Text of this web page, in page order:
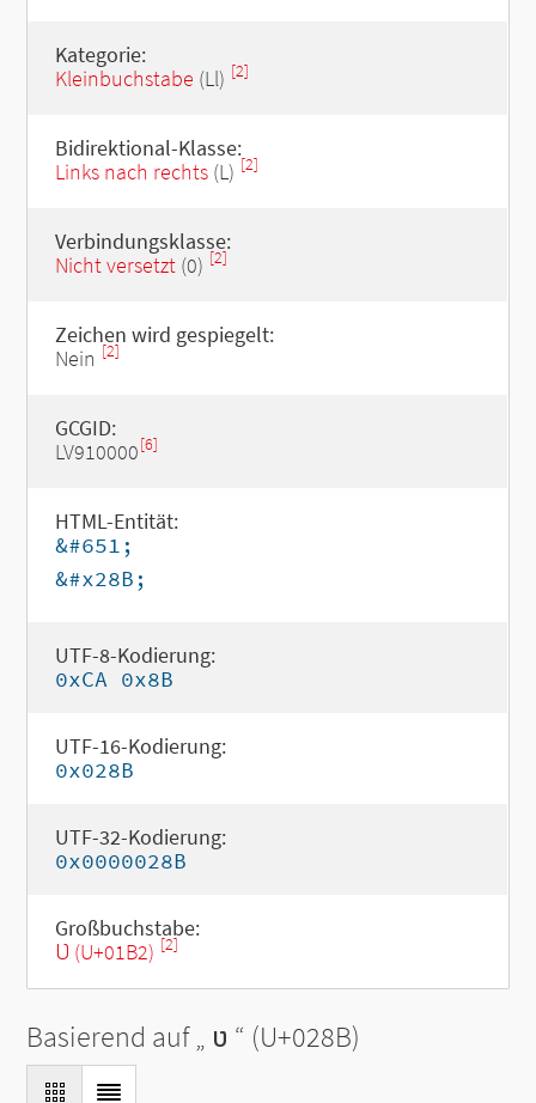
Kategorie:
Kleinbuchstabe (Ll) [2]
Bidirektional-Klasse:
Links nach rechts(L) [2]
Verbindungsklasse:
Nicht versetzt(0) [2]
Zeichen wird gespiegelt:
Nein [2]
GCGID:
LV910000[6]
HTML-Entität:
&#651;
&#x28B;
UTF-8-Kodierung:
0xCA 0x8B
UTF-16-Kodierung:
0x028B
UTF-32-Kodierung:
0x0000028B
Großbuchstabe:
Ʋ (U+01B2) [2]
Basierend auf „ ʋ “ (U+028B)